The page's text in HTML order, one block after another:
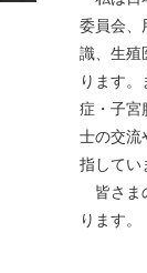
委員会、
識、生殖
ります
症・子宮
士の交流
指してい
皆さま
ります。